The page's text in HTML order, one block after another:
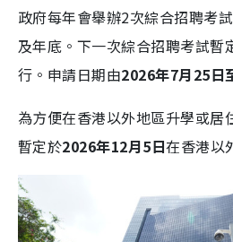
政府每年會舉辦2次綜合招聘考
及年底。下一次綜合招聘考試暫
行。申請日期由2026年7月25日
為方便在香港以外地區升學或居
暫定於2026年12月5日在香港以